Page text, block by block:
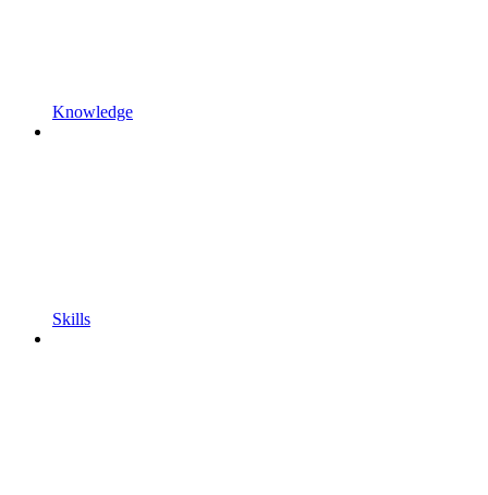
Knowledge
Skills